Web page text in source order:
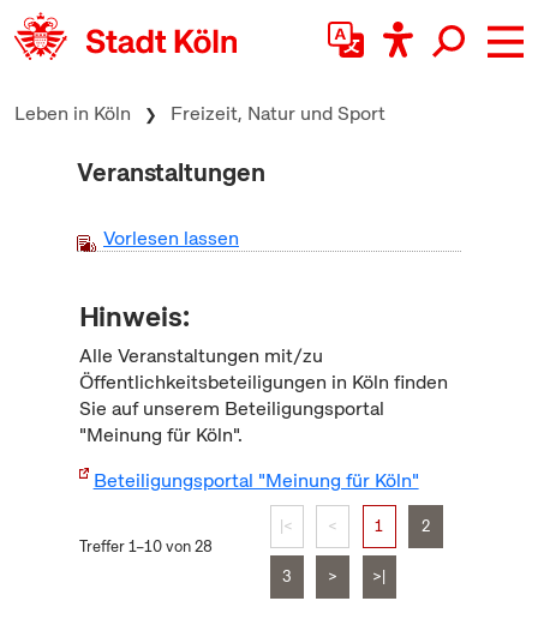
zum Inhalt springen
Leben in Köln Freizeit, Natur und Sport
Veranstaltungen
Vorlesen lassen
Hinweis:
Alle Veranstaltungen mit/zu
Öffentlichkeitsbeteiligungen in Köln finden
Sie auf unserem Beteiligungsportal
"Meinung für Köln".
Beteiligungsportal "Meinung für Köln"
Treffer 1–10 von 28
|< < 1 2
3 > >|